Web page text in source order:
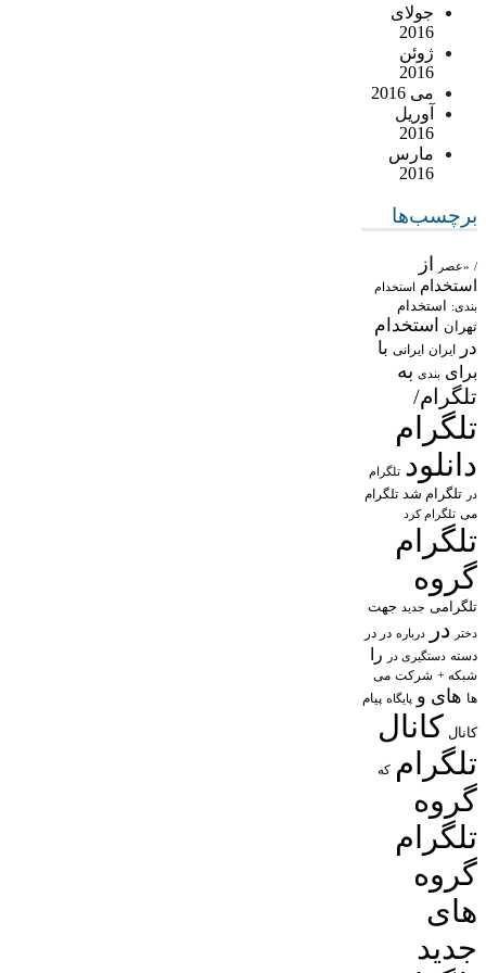
جولای
2016
ژوئن
2016
می 2016
آوریل
2016
مارس
2016
برچسب‌ها
/ «عصر از
استخدام استخدام
بندی: استخدام
تهران
استخدام
در
ایران ایرانی با
برای بندی به
تلگرام/
تلگرام
دانلود تلگرام
در تلگرام شد تلگرام
می تلگرام کرد
تلگرام
گروه
تلگرامی جدید جهت
دختر در درباره در در
دسته دستگیری در را
شبکه + شرکت می
ها های و پایگاه پیام
کانال کانال
تلگرام که
گروه
تلگرام
گروه
های
جدید